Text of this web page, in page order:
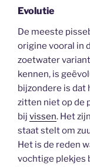
Evolutie
De meeste
origine vooral in
zoetwater
kennen, is
bijzondere is dat
zitten niet op de
bij vissen. Het
staat stelt om
Het is de reden
vochtige plekjes